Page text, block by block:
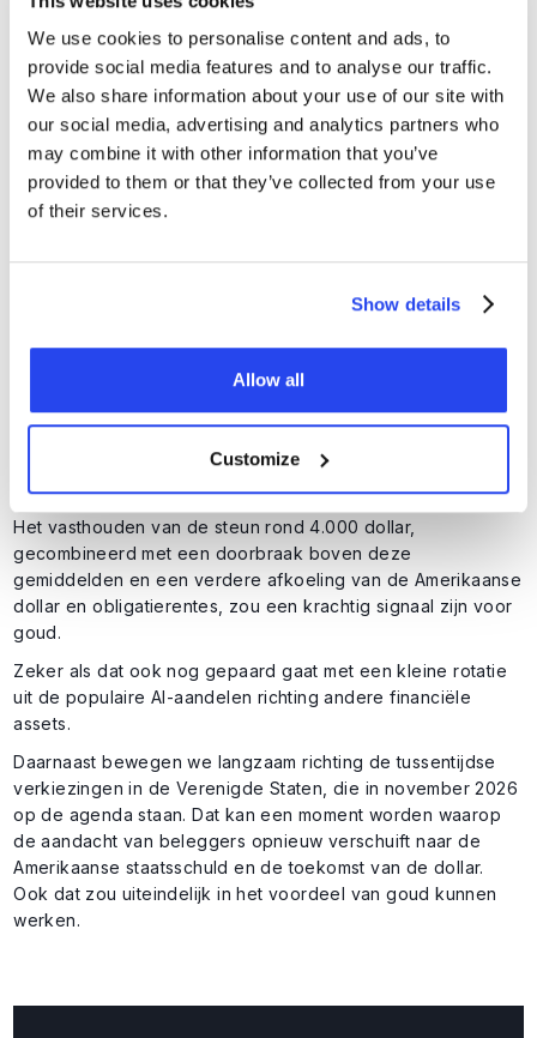
We use cookies to personalise content and ads, to
provide social media features and to analyse our traffic.
We also share information about your use of our site with
our social media, advertising and analytics partners who
may combine it with other information that you’ve
provided to them or that they’ve collected from your use
of their services.
Show details
Allow all
Customize
en blauwe lijnen in de onderstaande grafiek.
Goud moet 12- en 21-daagse exponentiële koersgemiddelden
doorbreken Bron: TradingView
Het vasthouden van de steun rond 4.000 dollar,
gecombineerd met een doorbraak boven deze
gemiddelden en een verdere afkoeling van de Amerikaanse
dollar en obligatierentes, zou een krachtig signaal zijn voor
goud.
Zeker als dat ook nog gepaard gaat met een kleine rotatie
uit de populaire AI-aandelen richting andere financiële
assets.
Daarnaast bewegen we langzaam richting de tussentijdse
verkiezingen in de Verenigde Staten, die in november 2026
op de agenda staan. Dat kan een moment worden waarop
de aandacht van beleggers opnieuw verschuift naar de
Amerikaanse staatsschuld en de toekomst van de dollar.
Ook dat zou uiteindelijk in het voordeel van goud kunnen
werken.